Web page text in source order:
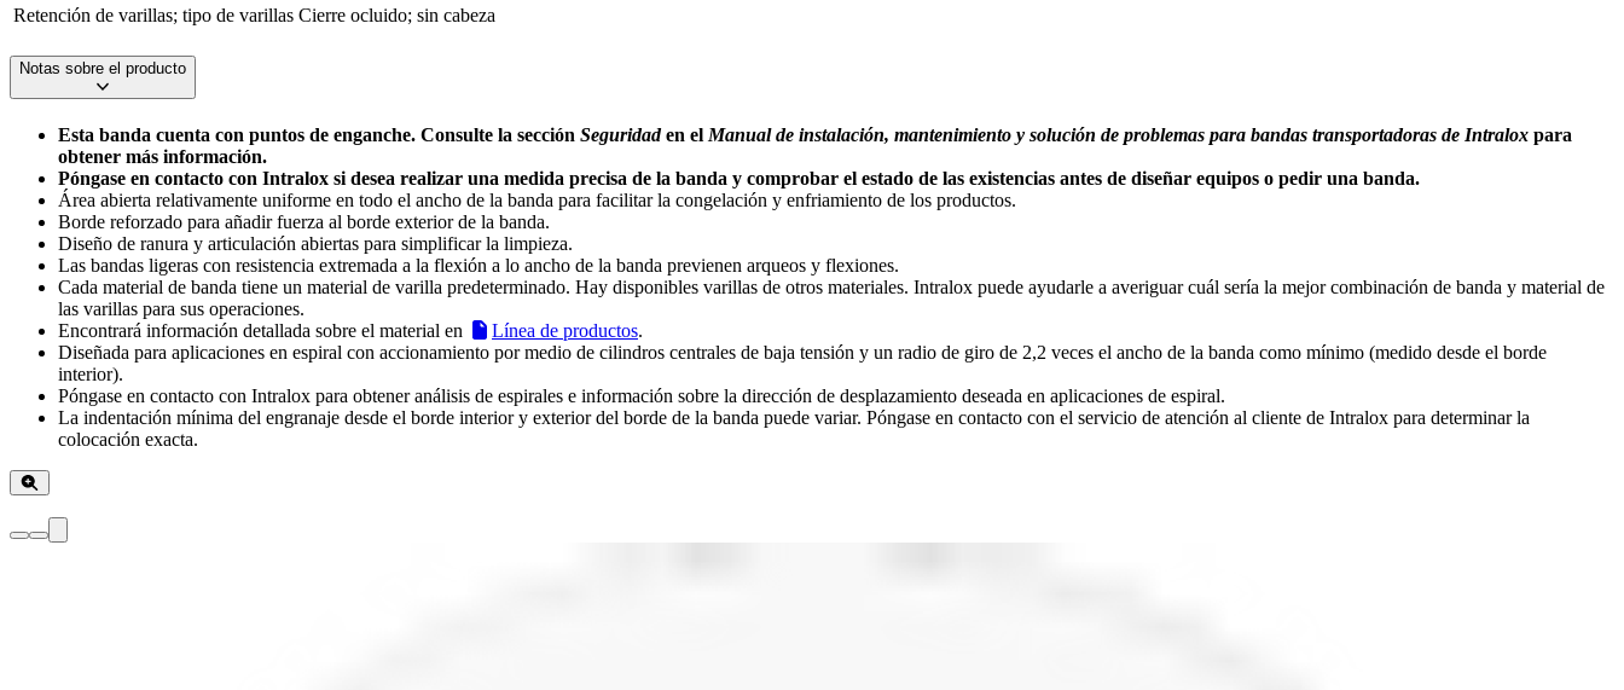
Retención de varillas; tipo de varillas Cierre ocluido; sin cabeza
Notas sobre el producto
Esta banda cuenta con puntos de enganche. Consulte la sección Seguridaden el Manual de instalación, mantenimiento y solución de problemas para bandas transportadoras de Intralox para
obtener más información.
Póngase en contacto con Intralox si desea realizar una medida precisa de la banda y comprobar el estado de las existencias antes de diseñar equipos o pedir una banda.
Área abierta relativamente uniforme en todo el ancho de la banda para facilitar la congelación y enfriamiento de los productos.
Borde reforzado para añadir fuerza al borde exterior de la banda.
Diseño de ranura y articulación abiertas para simplificar la limpieza.
Las bandas ligeras con resistencia extremada a la flexión a lo ancho de la banda previenen arqueos y flexiones.
Cada material de banda tiene un material de varilla predeterminado. Hay disponibles varillas de otros materiales. Intralox puede ayudarle a averiguar cuál sería la mejor combinación de banda y material de
las varillas para sus operaciones.
Encontrará información detallada sobre el material en
Línea de productos.
Diseñada para aplicaciones en espiral con accionamiento por medio de cilindros centrales de baja tensión y un radio de giro de 2,2 veces el ancho de la banda como mínimo (medido desde el borde
interior).
Póngase en contacto con Intralox para obtener análisis de espirales e información sobre la dirección de desplazamiento deseada en aplicaciones de espiral.
La indentación mínima del engranaje desde el borde interior y exterior del borde de la banda puede variar. Póngase en contacto con el servicio de atención al cliente de Intralox para determinar la
colocación exacta.